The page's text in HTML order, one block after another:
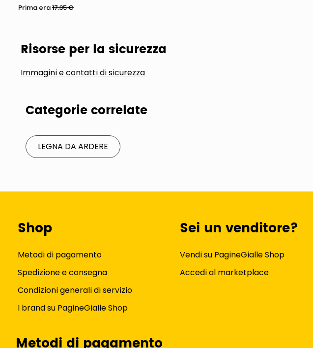
Prima era17.35€
Risorse per la sicurezza
Immagini e contatti di sicurezza
Categorie correlate
LEGNA DA ARDERE
Shop
Metodi di pagamento
Spedizione e consegna
Condizioni generali di servizio
I brand su PagineGialle Shop
Sei un venditore?
Vendi su PagineGialle Shop
Accedi al marketplace